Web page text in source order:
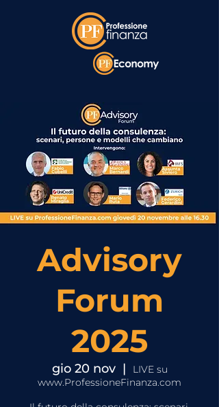
Advisory
Forum
2025
gio 20 nov
  |
LIVE su
www.ProfessioneFinanza.com